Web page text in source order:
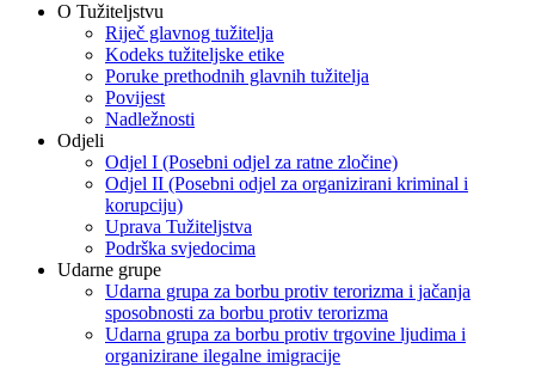
O Tužiteljstvu
Riječ glavnog tužitelja
Kodeks tužiteljske etike
Poruke prethodnih glavnih tužitelja
Povijest
Nadležnosti
Odjeli
Odjel I (Posebni odjel za ratne zločine)
Odjel II (Posebni odjel za organizirani kriminal i
korupciju)
Uprava Tužiteljstva
Podrška svjedocima
Udarne grupe
Udarna grupa za borbu protiv terorizma i jačanja
sposobnosti za borbu protiv terorizma
Udarna grupa za borbu protiv trgovine ljudima i
organizirane ilegalne imigracije